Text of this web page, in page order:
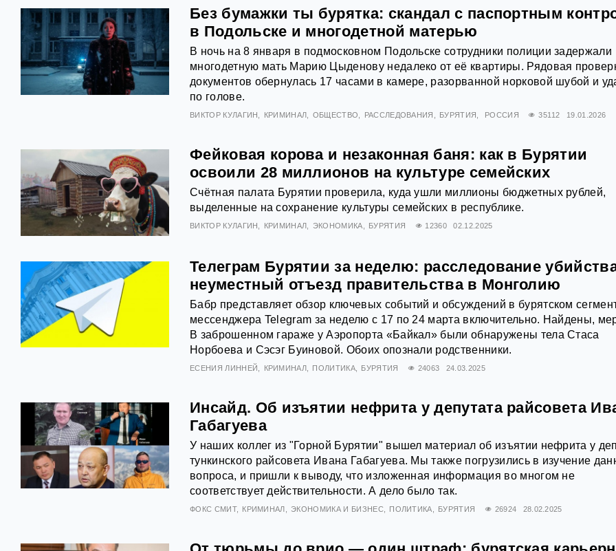
Без бумажки ты бурятка: скандал с паспортным
в Подольске и многодетной матерью
В ночь на 8 января в подмосковном Подольске сотрудники полиции задержали
многодетную мать Марию Цыденову недалеко от её квартиры. Рядовая
документов обернулась 17 часами в камере, разорванной норковой шубой и
по голове.
ВИКТОР КУЛАГИН КРИМИНАЛ ОБЩЕСТВО РАССЛЕДОВАНИЯ БУРЯТИЯ РОССИЯ 35112 19.01.2026
Фейковая корова и незаконная баня: как в Бурятии
освоили 28 миллионов на культуре семейских
Счётная палата Бурятии проверила, куда ушли миллионы бюджетных рублей,
выделенные на сохранение культуры семейских в республике.
ВИКТОР КУЛАГИН КРИМИНАЛ ЭКОНОМИКА БУРЯТИЯ 12360 02.12.2025
Телеграм Бурятии за неделю: расследование
неуместный отъезд правительства в Монголию
Бабр представляет обзор ключевых событий и обсуждений в бурятском
мессенджера Telegram за неделю с 17 по 24 марта включительно. Найдены,
В заброшенном гараже у Аэропорта «Байкал» были обнаружены тела Стаса
Норбоева и Сэсэг Буиновой. Обоих опознали родственники.
ЕСЕНИЯ ЛИННЕЙ КРИМИНАЛ ПОЛИТИКА БУРЯТИЯ 24063 24.03.2025
Инсайд. Об изъятии нефрита у депутата райсовета
Габагуева
У наших коллег из "Горной Бурятии" вышел материал об изъятии нефрита у
тункинского райсовета Ивана Габагуева. Мы также погрузились в изучение
вопроса, и пришли к выводу, что изложенная информация во многом не
соответствует действительности. А дело было так.
ФОКС СМИТ КРИМИНАЛ ЭКОНОМИКА И БИЗНЕС ПОЛИТИКА БУРЯТИЯ 26924 28.02.2025